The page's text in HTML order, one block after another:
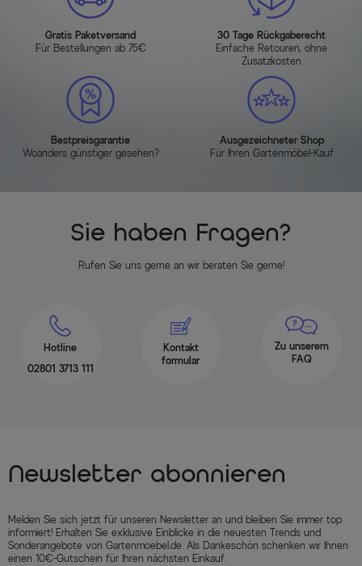
Gratis Paketversand
Für Bestellungen ab 75€
30 Tage Rückgaberecht
Einfache Retouren, ohne
Zusatzkosten
Bestpreisgarantie
Woanders günstiger gesehen?
Ausgezeichneter Shop
Für Ihren Gartenmöbel-Kauf
Sie haben Fragen?
Rufen Sie uns gerne an wir beraten Sie gerne!
Hotline
02801 3713 111
Kontakt
formular
Zu unserem
FAQ
Newsletter abonnieren
Melden Sie sich jetzt für unseren Newsletter an und bleiben Sie immer top
informiert! Erhalten Sie exklusive Einblicke in die neuesten Trends und
Sonderangebote von Gartenmoebel.de. Als Dankeschön schenken wir Ihnen
einen 10€-Gutschein für Ihren nächsten Einkauf.